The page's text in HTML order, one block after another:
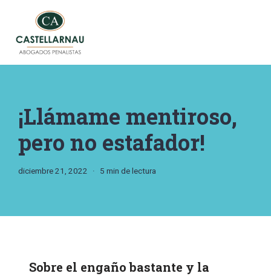
¡Llámame mentiroso,
pero no estafador!
diciembre 21, 2022 5 min de lectura
Sobre el engaño bastante y la